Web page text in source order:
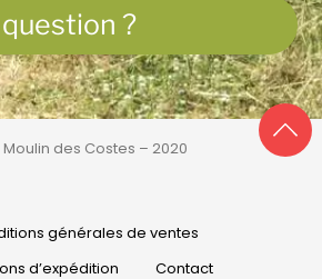
?
Moulin des Costes – 2020
générales de ventes
d’expédition
Contact